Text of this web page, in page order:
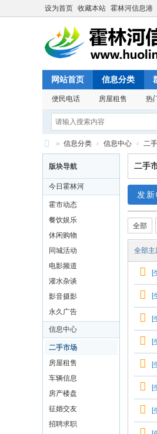
设为首页 收藏本站 霍林河信息港
网站首页 信息分类
便民电话 房屋租售 热
霍
林
河
港
» 信息分类 › 信息中心 › 二
版块导航
今日霍林河
霍市动态
餐饮娱乐
休闲购物
同城活动
电影频道
灌水杂谈
影音摄影
永久广告
信息中心
二手市场
房屋租售
车辆信息
房产楼盘
征婚交友
招聘求职
二手
发新
全部
全部主
[
[
[
[
[
[
[